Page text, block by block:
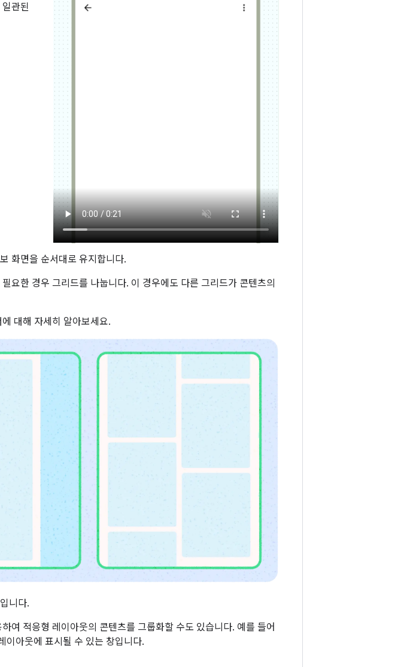
관된
화면을 순서대로 유지합니다.
요한 경우 그리드를 나눕니다. 이 경우에도 다른 그리드가 콘텐츠의
대해 자세히 알아보세요.
니다.
여 적응형 레이아웃의 콘텐츠를 그룹화할 수도 있습니다. 예를 들어
이아웃에 표시될 수 있는 창입니다.